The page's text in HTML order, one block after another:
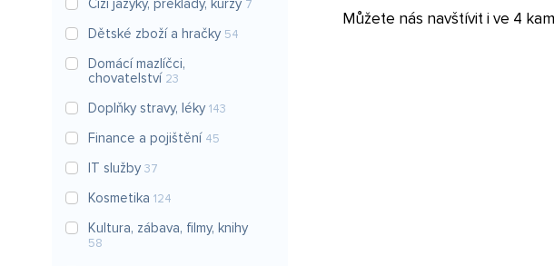
Cizí jazyky, překlady, kurzy 7
Dětské zboží a hračky 54
Domácí mazlíčci,
chovatelství 23
Doplňky stravy, léky 143
Finance a pojištění 45
IT služby 37
Kosmetika 124
Kultura, zábava, filmy, knihy
58
Můžete nás navštívit i ve 4